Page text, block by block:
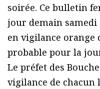
soirée. Ce bulletin
jour demain samedi
en vigilance orange
probable pour la
Le préfet des
vigilance de chacun